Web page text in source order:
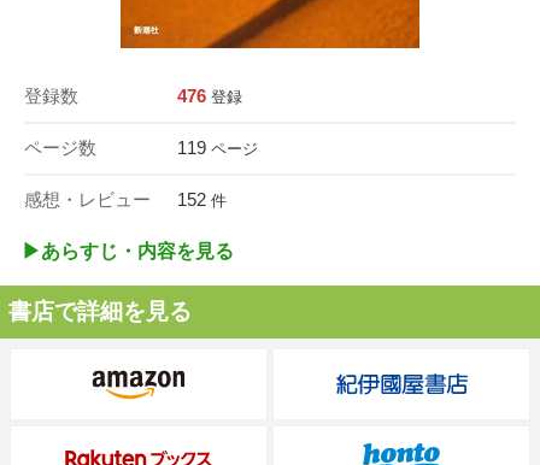
登録数 476 登録
ページ数 119 ページ
感想・レビュー 152 件
▶︎あらすじ・内容を見る
書店で詳細を見る